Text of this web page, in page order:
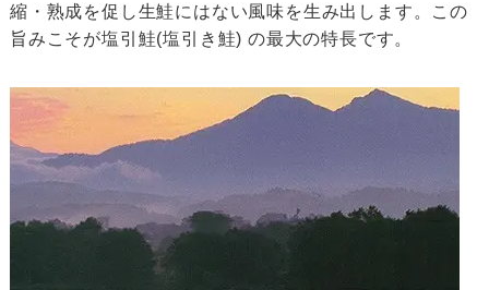
縮・熟成を促し生鮭にはない風味を生み出します。この
旨みこそが塩引鮭(塩引き鮭) の最大の特長です。